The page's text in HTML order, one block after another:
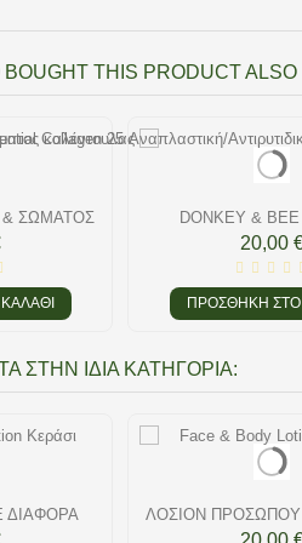
THIS PRODUCT ALSO
ΣΏΜΑΤΟΣ
DONKEY &
ΠΡΟΣΏΠΟΥ &
20,00
ΠΡΟΣΘΉΚΗ ΣΤΟ
ΣΤΗΝ ΊΔΙΑ ΚΑΤΗΓΟΡΊΑ:
ΔΙΆΦΟΡΑ
ΛΟΣΙΌΝ